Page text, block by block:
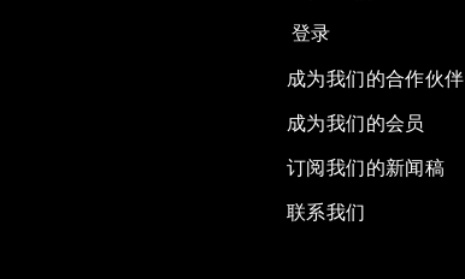
登录
成为我们的合作伙伴
成为我们的会员
订阅我们的新闻稿
联系我们